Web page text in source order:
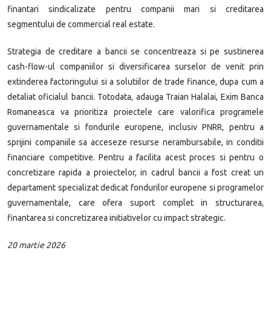
finantari sindicalizate pentru companii mari si creditarea
segmentului de commercial real estate.
Strategia de creditare a bancii se concentreaza si pe sustinerea
cash-flow-ul companiilor si diversificarea surselor de venit prin
extinderea factoringului si a solutiilor de trade finance, dupa cum a
detaliat oficialul bancii. Totodata, adauga Traian Halalai, Exim Banca
Romaneasca va prioritiza proiectele care valorifica programele
guvernamentale si fondurile europene, inclusiv PNRR, pentru a
sprijini companiile sa acceseze resurse nerambursabile, in conditii
financiare competitive. Pentru a facilita acest proces si pentru o
concretizare rapida a proiectelor, in cadrul bancii a fost creat un
departament specializat dedicat fondurilor europene si programelor
guvernamentale, care ofera suport complet in structurarea,
finantarea si concretizarea initiativelor cu impact strategic.
20 martie 2026